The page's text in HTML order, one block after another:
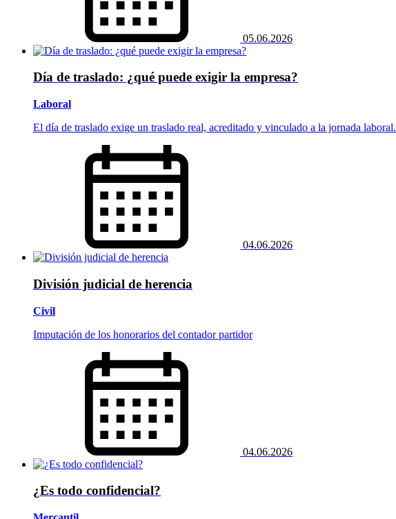
05.06.2026
Día de traslado: ¿qué puede exigir la empresa?
Laboral
El día de traslado exige un traslado real, acreditado y vinculado a la jornada laboral.
04.06.2026
División judicial de herencia
Civil
Imputación de los honorarios del contador partidor
04.06.2026
¿Es todo confidencial?